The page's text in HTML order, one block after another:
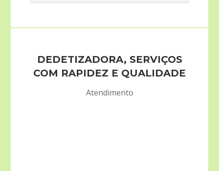
DEDETIZADORA, SERVIÇOS
COM RAPIDEZ E QUALIDADE
Atendimento